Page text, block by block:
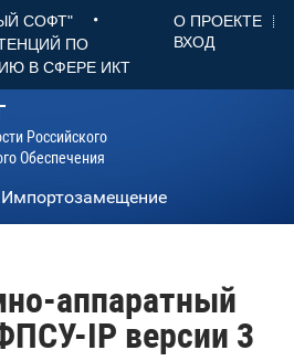
СОФТ" •
ПО
В СФЕРЕ ИКТ
О ПРОЕКТЕ
ВХОД
Российского
Обеспечения
Импортозамещение
аппаратный
IP версии 3